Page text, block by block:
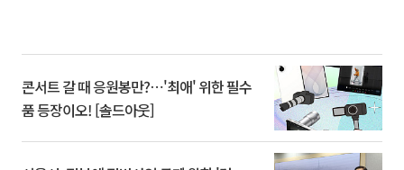
콘서트 갈 때 응원봉만?⋯'최애' 위한 필수
품 등장이오! [솔드아웃]